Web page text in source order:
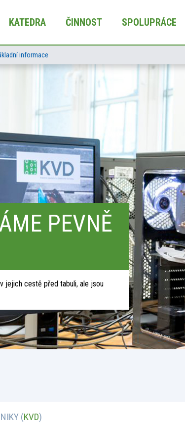
KATEDRA ČINNOST SPOLUPRÁCE
informace
PEVNĚ
jejich cestě před tabuli, ale jsou
(KVD)